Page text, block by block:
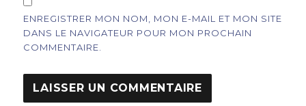
ENREGISTRER MON NOM, MON E-MAIL ET MON SITE
DANS LE NAVIGATEUR POUR MON PROCHAIN
COMMENTAIRE.